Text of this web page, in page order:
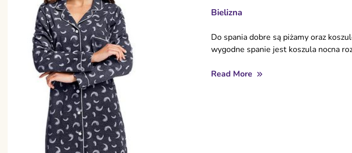
Bielizna
Do spania dobre są piżamy oraz
wygodne spanie jest koszula nocna
Read More